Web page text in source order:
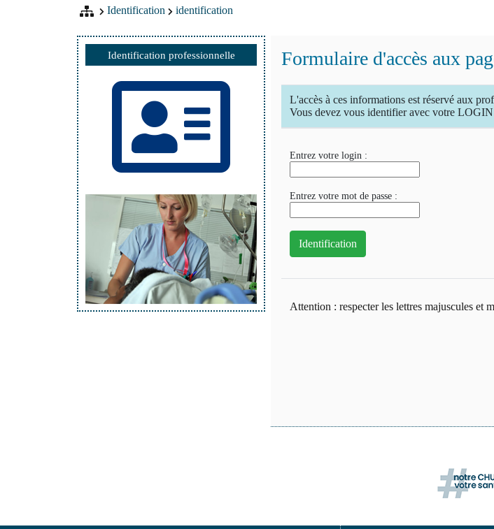
Identification identification
Identification professionnelle Formulaire d'accès aux
L'accès à ces informations est réservé aux
Vous devez vous identifier avec votre
Entrez votre login :
Entrez votre mot de passe :
Attention : respecter les lettres majuscules et